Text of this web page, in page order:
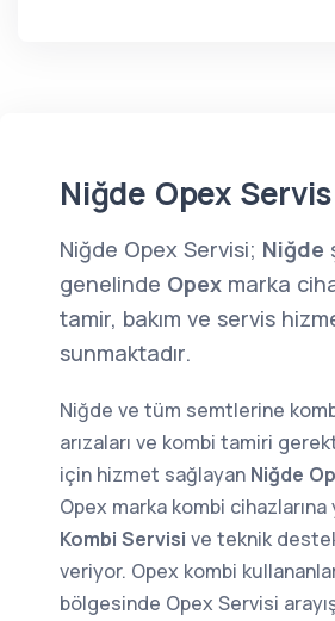
Niğde Opex
Niğde Opex Servisi; Niğde
genelinde Opex marka
tamir, bakım ve servis
sunmaktadır.
Niğde ve tüm semtlerine
arızaları ve kombi tamiri
için hizmet sağlayan Niğde
Opex marka kombi
Kombi Servisi ve teknik
veriyor. Opex kombi
bölgesinde Opex Servisi